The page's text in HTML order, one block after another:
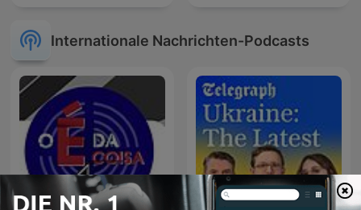
Internationale Nachrichten-Podcasts